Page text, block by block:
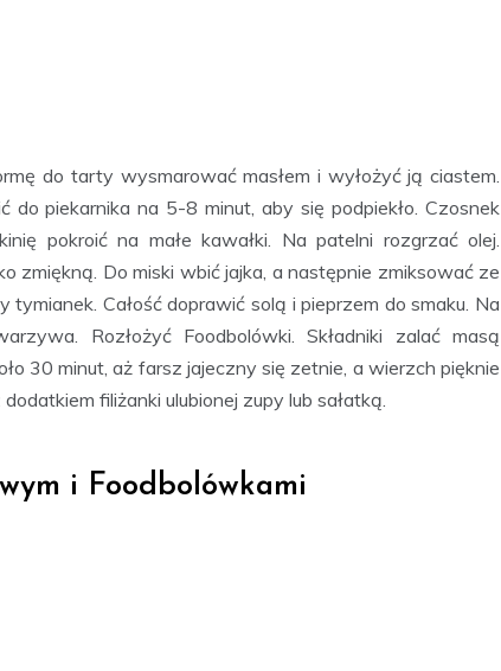
do tarty wysmarować masłem i wyłożyć ją ciastem.
piekarnika na 5-8 minut, aby się podpiekło. Czosnek
pokroić na małe kawałki. Na patelni rozgrzać olej.
zmiękną. Do miski wbić jajka, a następnie zmiksować ze
Całość doprawić solą i pieprzem do smaku. Na
Rozłożyć Foodbolówki. Składniki zalać masą
30 minut, aż farsz jajeczny się zetnie, a wierzch pięknie
filiżanki ulubionej zupy lub sałatką.
i Foodbolówkami